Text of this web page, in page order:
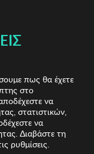
Ηλίου
Γυναικεία
πως θα έχετε
στο
να
στατιστικών,
να
Διαβάστε τη
ρυθμίσεις.